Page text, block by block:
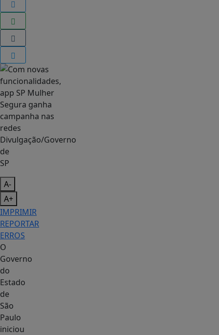
Divulgação/Governo
de
SP
A-
A+
IMPRIMIR
REPORTAR
ERROS
O
Governo
do
Estado
de
São
Paulo
iniciou